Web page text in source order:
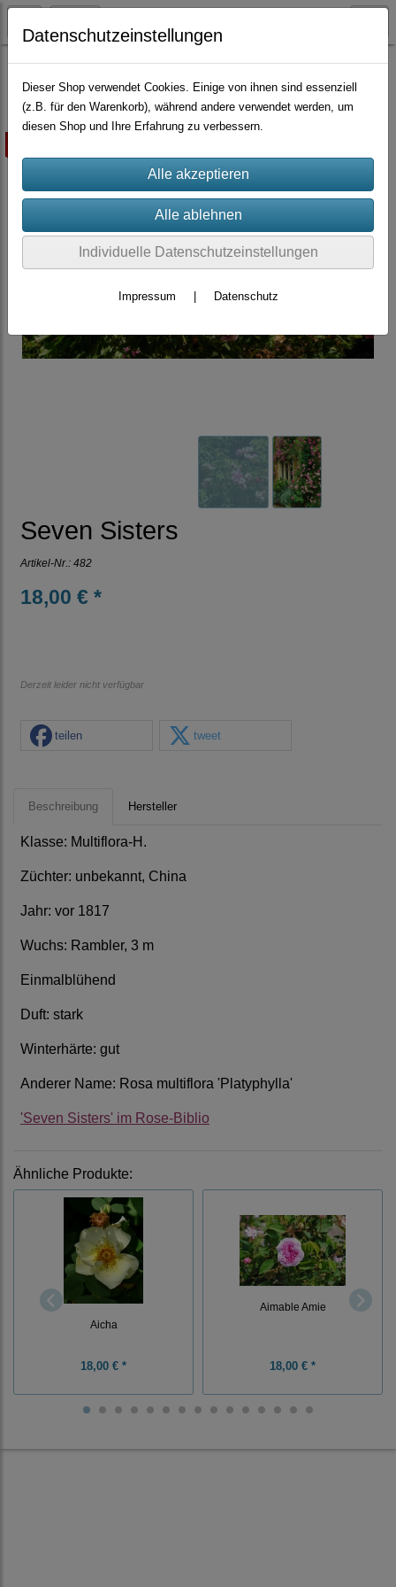
Container-Rosen
Seven Sisters
Artikel-Nr.: 482
18,00 € *
Derzeit leider nicht verfügbar
teilen tweet
Beschreibung Hersteller
Klasse: Multiflora-H.
Züchter: unbekannt, China
Jahr: vor 1817
Wuchs: Rambler, 3 m
Einmalblühend
Duft: stark
Winterhärte: gut
Anderer Name: Rosa multiflora 'Platyphylla'
'Seven Sisters' im Rose-Biblio
Ähnliche Produkte:
Aicha
18,00 € *
Aimable Amie
18,00 € *
Datenschutzeinstellungen
Dieser Shop verwendet Cookies. Einige von ihnen sind essenziell
(z.B. für den Warenkorb), während andere verwendet werden, um
diesen Shop und Ihre Erfahrung zu verbessern.
Individuelle Datenschutzeinstellungen
Impressum Datenschutz